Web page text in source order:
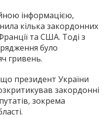
інформацією,
кілька закордонних
та США. Тоді з
було
гривень.
президент України
закордонні
зокрема